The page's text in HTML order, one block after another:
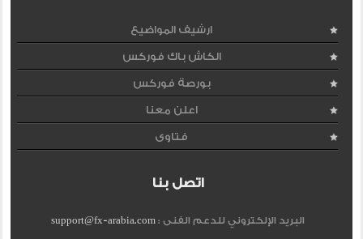
ارشيف المواضيع
الكاش باك فوركس
بورصة فوركس
اعلن معنا
فتاوى
اتصل بنا
البريد الإلكتروني للدعم الفنى :support@fx-arabia.com